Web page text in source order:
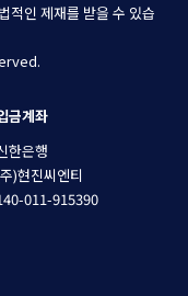
적인 제재를 받을 수 있습
금계좌
한은행
)현진씨엔티
011-915390